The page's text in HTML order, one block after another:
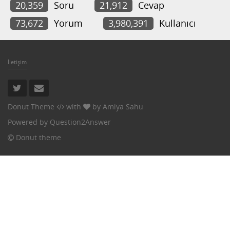
20,359 Soru 21,912
Cevap
73,672
Yorum 3,980,391 Kullanıcı
İletişim
Donut Theme with by Amiya Sahu
Powered by Question2Answer
Donut theme